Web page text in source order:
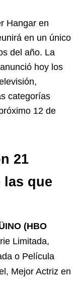
Hangar en
en un único
del año. La
hoy los
categorías
12 de
21
las que
(HBO
Limitada,
o Película
Mejor Actriz en